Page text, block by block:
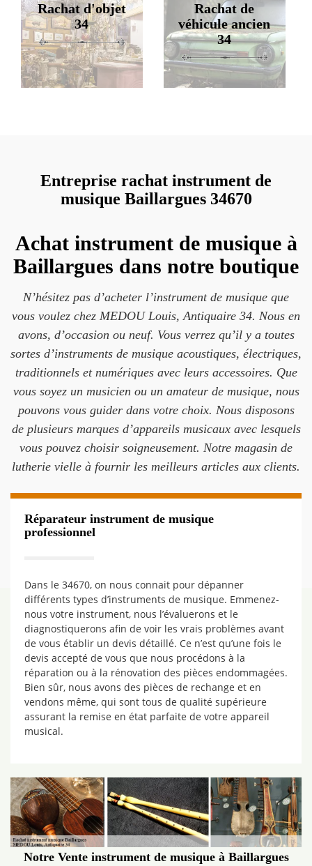
Rachat d'objet
34
Rachat de
véhicule ancien
34
Entreprise rachat instrument de
musique Baillargues 34670
Achat instrument de musique à
Baillargues dans notre boutique
N’hésitez pas d’acheter l’instrument de musique que
vous voulez chez MEDOU Louis, Antiquaire 34. Nous en
avons, d’occasion ou neuf. Vous verrez qu’il y a toutes
sortes d’instruments de musique acoustiques, électriques,
traditionnels et numériques avec leurs accessoires. Que
vous soyez un musicien ou un amateur de musique, nous
pouvons vous guider dans votre choix. Nous disposons
de plusieurs marques d’appareils musicaux avec lesquels
vous pouvez choisir soigneusement. Notre magasin de
lutherie vielle à fournir les meilleurs articles aux clients.
Réparateur instrument de musique
professionnel
Dans le 34670, on nous connait pour dépanner
différents types d’instruments de musique. Emmenez-
nous votre instrument, nous l’évaluerons et le
diagnostiquerons afin de voir les vrais problèmes avant
de vous établir un devis détaillé. Ce n’est qu’une fois le
devis accepté de vous que nous procédons à la
réparation ou à la rénovation des pièces endommagées.
Bien sûr, nous avons des pièces de rechange et en
vendons même, qui sont tous de qualité supérieure
assurant la remise en état parfaite de votre appareil
musical.
Notre Vente instrument de musique à Baillargues